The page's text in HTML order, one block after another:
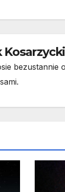
Kosarzycki
bezustannie